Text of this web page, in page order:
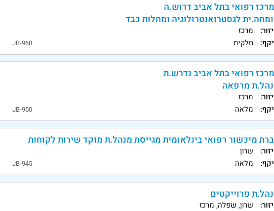
רפואי בתל אביב דרוש.ה
לגסטרואנטרולוגיה ומחלות כבד
מרכז
חלקית
JB-960
רפואי בתל אביב נדרש.ת
מרפאה
מרכז
מלאה
JB-950
מיכשור רפואי בינלאומית מגייסת מנהל.ת מוקד שירות לקוחות
שרון
מלאה
JB-945
פרוייקטים
שרון, שפלה, מרכז